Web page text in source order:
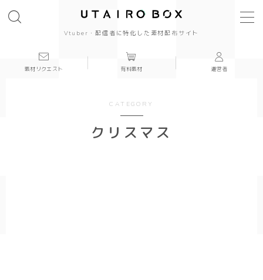
Vtuber・配信者に特化した素材配布サイト
素材リクエスト 有料素材 運営者
CATEGORY
クリスマス